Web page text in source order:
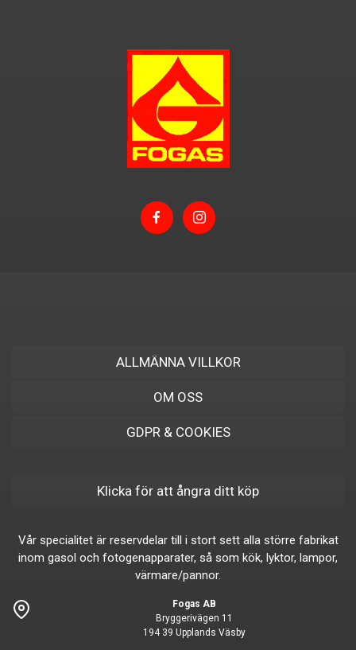
ALLMÄNNA VILLKOR
OM OSS
GDPR & COOKIES
Klicka för att ångra ditt köp
Vår specialitet är reservdelar till i stort sett alla större fabrikat
inom gasol och fotogenapparater, så som kök, lyktor, lampor,
värmare/pannor.
Fogas AB
Bryggerivägen 11
194 39 Upplands Väsby